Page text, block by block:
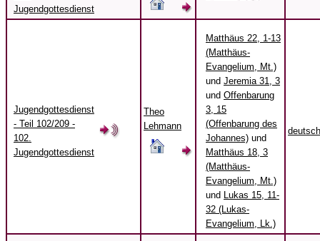
Jugendgottesdienst
Jugendgottesdienst
- Teil 102/209 -
102.
Jugendgottesdienst
Theo
Lehmann
Matthäus 22, 1-13
(Matthäus-
Evangelium, Mt.)
und Jeremia 31, 3
und Offenbarung
3, 15
(Offenbarung des
Johannes) und
Matthäus 18, 3
(Matthäus-
Evangelium, Mt.)
und Lukas 15, 11-
32 (Lukas-
Evangelium, Lk.)
deutsch